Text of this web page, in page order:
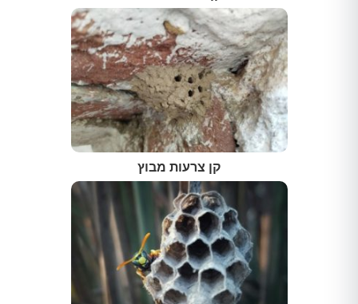
קן צרעות מבוץ